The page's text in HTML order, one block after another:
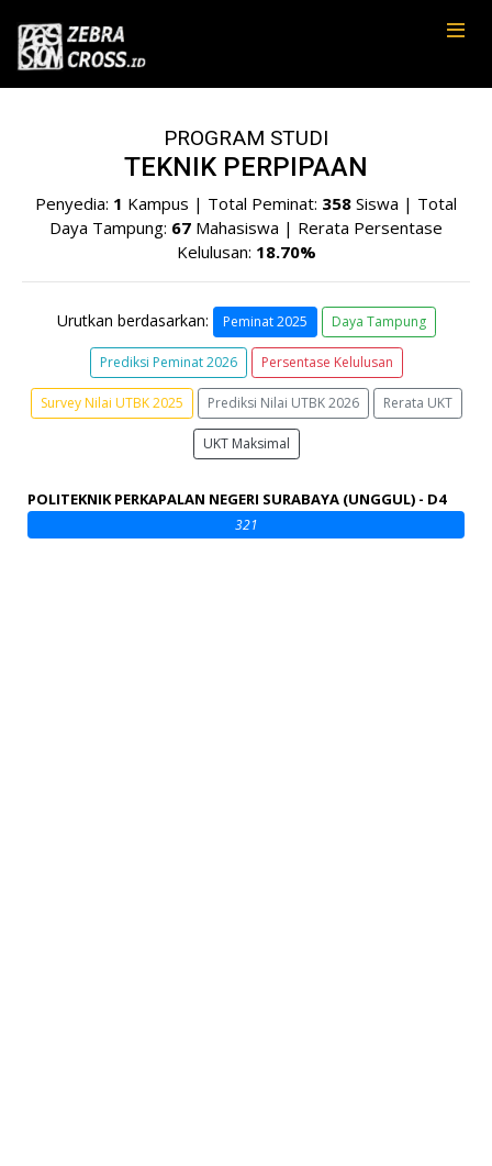
PROGRAM STUDI
TEKNIK PERPIPAAN
Penyedia: 1 Kampus | Total Peminat: 358 Siswa | Total
Daya Tampung: 67 Mahasiswa | Rerata Persentase
Kelulusan: 18.70%
Urutkan berdasarkan: Peminat 2025 Daya Tampung
Prediksi Peminat 2026 Persentase Kelulusan
Survey Nilai UTBK 2025 Prediksi Nilai UTBK 2026 Rerata UKT
UKT Maksimal
POLITEKNIK PERKAPALAN NEGERI SURABAYA (UNGGUL) - D4
321